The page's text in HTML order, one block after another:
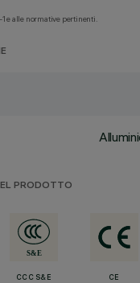
e alle normative pertinenti.
PRODOTTO
CCC S&E CE